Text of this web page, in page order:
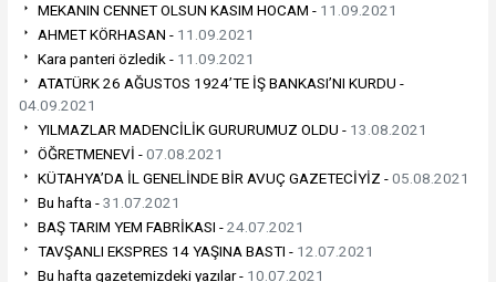
MEKANIN CENNET OLSUN KASIM HOCAM - 11.09.2021
AHMET KÖRHASAN - 11.09.2021
Kara panteri özledik - 11.09.2021
ATATÜRK 26 AĞUSTOS 1924’TE İŞ BANKASI’NI KURDU -
04.09.2021
YILMAZLAR MADENCİLİK GURURUMUZ OLDU - 13.08.2021
ÖĞRETMENEVİ -07.08.2021
KÜTAHYA’DA İL GENELİNDE BİR AVUÇ GAZETECİYİZ -05.08.2021
Bu hafta -31.07.2021
BAŞ TARIM YEM FABRİKASI -24.07.2021
TAVŞANLI EKSPRES 14 YAŞINA BASTI - 12.07.2021
Bu hafta gazetemizdeki yazılar - 10.07.2021